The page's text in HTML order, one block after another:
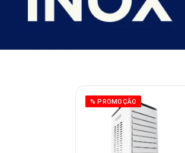
% PROMOÇÃO